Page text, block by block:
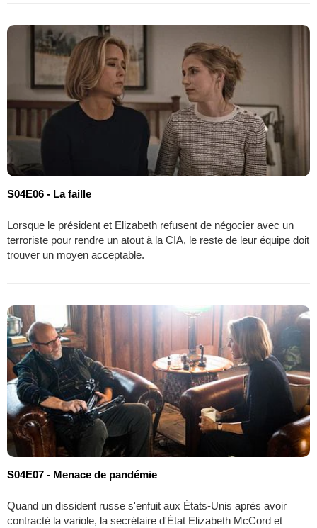
S04E06 - La faille
Lorsque le président et Elizabeth refusent de négocier avec un
terroriste pour rendre un atout à la CIA, le reste de leur équipe doit
trouver un moyen acceptable.
S04E07 - Menace de pandémie
Quand un dissident russe s'enfuit aux États-Unis après avoir
contracté la variole, la secrétaire d'État Elizabeth McCord et